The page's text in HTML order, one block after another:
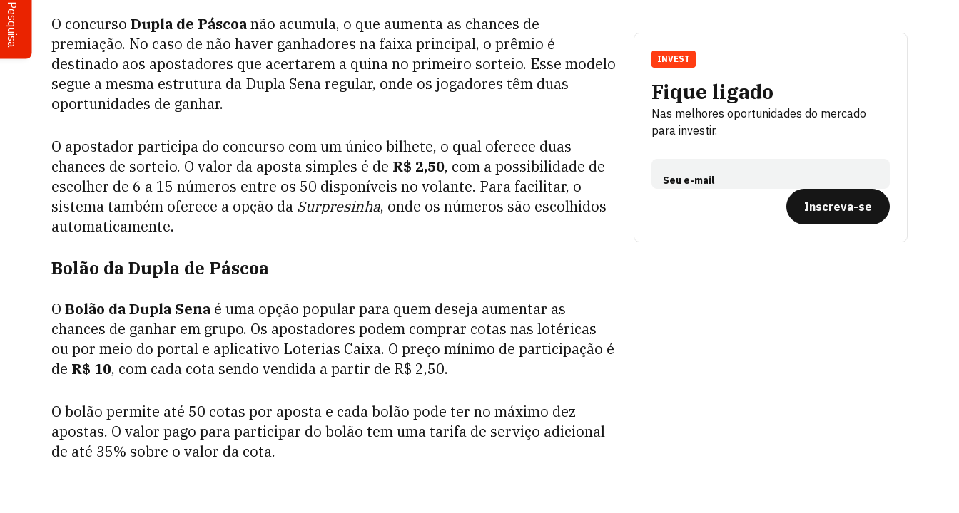
Pesquisa O concurso Dupla de Páscoanão acumula, o que aumenta as chances de
premiação. No caso de não haver ganhadores na faixa principal, o prêmio é
destinado aos apostadores que acertarem a quina no primeiro sorteio. Esse modelo
segue a mesma estrutura da Dupla Sena regular, onde os jogadores têm duas
oportunidades de ganhar.
O apostador participa do concurso com um único bilhete, o qual oferece duas
chances de sorteio. O valor da aposta simples é de R$ 2,50, com a possibilidade de
escolher de 6 a 15 números entre os 50 disponíveis no volante. Para facilitar, o
sistema também oferece a opção da Surpresinha, onde os números são escolhidos
automaticamente.
Bolão da Dupla de Páscoa
O Bolão da Dupla Sena é uma opção popular para quem deseja aumentar as
chances de ganhar em grupo. Os apostadores podem comprar cotas nas lotéricas
ou por meio do portal e aplicativo Loterias Caixa. O preço mínimo de participação é
de R$ 10, com cada cota sendo vendida a partir de R$ 2,50.
O bolão permite até 50 cotas por aposta e cada bolão pode ter no máximo dez
apostas. O valor pago para participar do bolão tem uma tarifa de serviço adicional
de até 35% sobre o valor da cota.
Fique ligado
Nas melhores oportunidades do mercado
para investir.
Seu e-mail
Inscreva-se
INVEST